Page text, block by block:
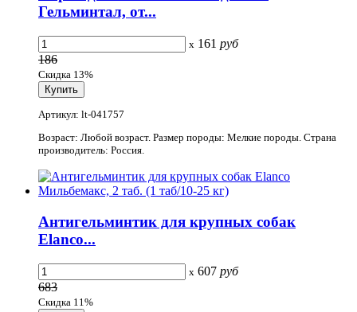
Гельминтал, от...
x 161 руб
186
Скидка 13%
Артикул: lt-041757
Возраст: Любой возраст. Размер породы: Мелкие породы. Страна
производитель: Россия.
Антигельминтик для крупных собак
Elanco...
x 607 руб
683
Скидка 11%